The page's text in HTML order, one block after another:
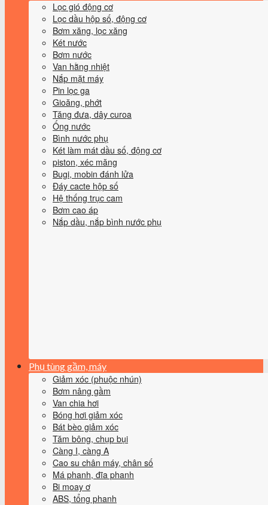
Lọc gió động cơ
Lọc dầu hộp số, động cơ
Bơm xăng, lọc xăng
Két nước
Bơm nước
Van hằng nhiệt
Nắp mặt máy
Pin lọc ga
Gioăng, phớt
Tăng đưa, dây curoa
Ống nước
Bình nước phụ
Két làm mát dầu số, động cơ
piston, xéc măng
Bugi, mobin đánh lửa
Đáy cacte hộp số
Hệ thống trục cam
Bơm cao áp
Nắp dầu, nắp bình nước phụ
Phụ tùng gầm, máy
Giảm xóc (phuộc nhún)
Bơm nâng gầm
Van chia hơi
Bóng hơi giảm xóc
Bát bèo giảm xóc
Tăm bông, chụp bụi
Càng I, càng A
Cao su chân máy, chân số
Má phanh, đĩa phanh
Bi moay ơ
ABS, tổng phanh